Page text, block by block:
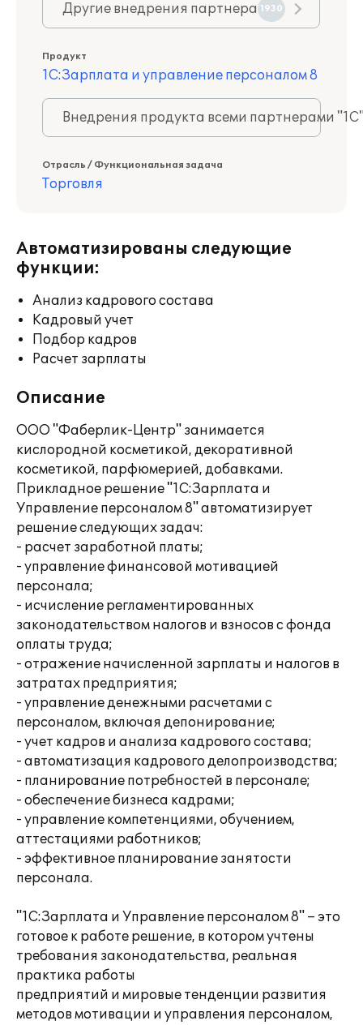
Другие внедрения партнера 1930
Продукт
1С:Зарплата и управление персоналом 8
Внедрения продукта всеми партнерами
Отрасль / Функциональная задача
Торговля
Автоматизированы следующие
функции:
Анализ кадрового состава
Кадровый учет
Подбор кадров
Расчет зарплаты
Описание
ООО "Фаберлик-Центр" занимается
кислородной косметикой, декоративной
косметикой, парфюмерией, добавками.
Прикладное решение "1С:Зарплата и
Управление персоналом 8" автоматизирует
решение следующих задач:
- расчет заработной платы;
- управление финансовой мотивацией
персонала;
- исчисление регламентированных
законодательством налогов и взносов с фонда
оплаты труда;
- отражение начисленной зарплаты и налогов в
затратах предприятия;
- управление денежными расчетами с
персоналом, включая депонирование;
- учет кадров и анализа кадрового состава;
- автоматизация кадрового делопроизводства;
- планирование потребностей в персонале;
- обеспечение бизнеса кадрами;
- управление компетенциями, обучением,
аттестациями работников;
- эффективное планирование занятости
персонала.
"1С:Зарплата и Управление персоналом 8" – это
готовое к работе решение, в котором учтены
требования законодательства, реальная
практика работы
предприятий и мировые тенденции развития
методов мотивации и управления персоналом,